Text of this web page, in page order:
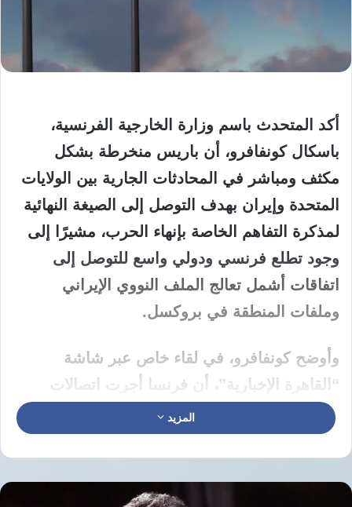
أكد المتحدث باسم وزارة الخارجية الفرنسية،
باسكال كونفافرو، أن باريس منخرطة بشكل
مكثف ومباشر في المحادثات الجارية بين الولايات
المتحدة وإيران بهدف التوصل إلى الصيغة النهائية
لمذكرة التفاهم الخاصة بإنهاء الحرب، مشيرًا إلى
وجود تطلع فرنسي ودولي واسع للتوصل إلى
اتفاقات أشمل تعالج الملف النووي الإيراني
وملفات المنطقة في بروكسل.
وأوضح كونفافرو، في لقاء خاص عبر شاشة
“القاهرة الإخبارية”، أن فرنسا أجرت اتصالات
مكثفة مع الأطراف المعنية، ولا سيما وزير الاقتصاد
الإيراني، إلى جانب التنسيق المستمر مع قادة دول
المزيد